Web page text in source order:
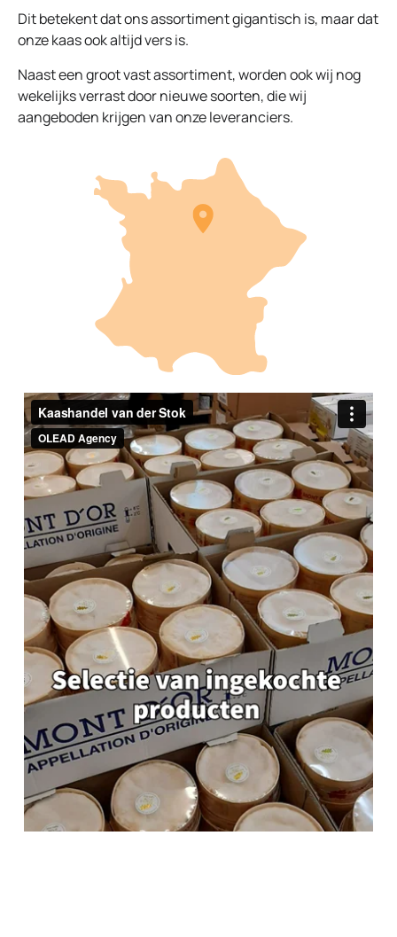
Dit betekent dat ons assortiment gigantisch is, maar dat
onze kaas ook altijd vers is.
Naast een groot vast assortiment, worden ook wij nog
wekelijks verrast door nieuwe soorten, die wij
aangeboden krijgen van onze leveranciers.